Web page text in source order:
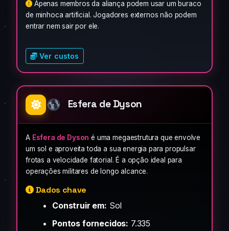
Apenas membros da aliança podem usar um buraco
de minhoca artificial. Jogadores externos não podem
entrar nem sair por ele.
Ver custos
Esfera de Dyson
A Esfera de Dyson é uma megaestrutura que envolve
um sol e aproveita toda a sua energia para propulsar
frotas a velocidade fatorial. É a opção ideal para
operações militares de longo alcance.
Dados chave
Construir em: Sol
Pontos fornecidos: 7.335